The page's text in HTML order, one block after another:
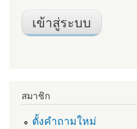
สมาชิก
ตั้งคำถามใหม่